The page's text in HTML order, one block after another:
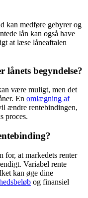
kan medføre gebyrer og
lån kan også have
at læse låneaftalen
begyndelse?
være muligt, men det
En omlægning af
ændre rentebindingen,
proces.
for, at markedets renter
Variabel rente
kan øge dine
og finansiel